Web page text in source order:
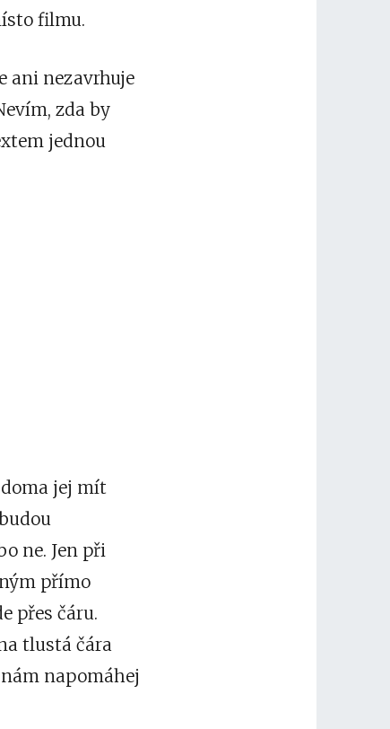
filmu.
ani nezavrhuje
zda by
jednou
jej mít
ne. Jen při
přímo
přes čáru.
tlustá čára
napomáhej